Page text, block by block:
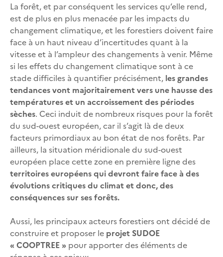
La forêt, et par conséquent les services qu’elle rend,
est de plus en plus menacée par les impacts du
changement climatique, et les forestiers doivent faire
face à un haut niveau d’incertitudes quant à la
vitesse et à l’ampleur des changements à venir. Même
si les effets du changement climatique sont à ce
stade difficiles à quantifier précisément, les grandes
tendances vont majoritairement vers une hausse des
températures et un accroissement des périodes
sèches. Ceci induit de nombreux risques pour la forêt
du sud-ouest européen, car il s’agit là de deux
facteurs primordiaux au bon état de nos forêts. Par
ailleurs, la situation méridionale du sud-ouest
européen place cette zone en première ligne des
territoires européens qui devront faire face à des
évolutions critiques du climat et donc, des
conséquences sur ses forêts.
Aussi, les principaux acteurs forestiers ont décidé de
construire et proposer le projet SUDOE
« COOPTREE » pour apporter des éléments de